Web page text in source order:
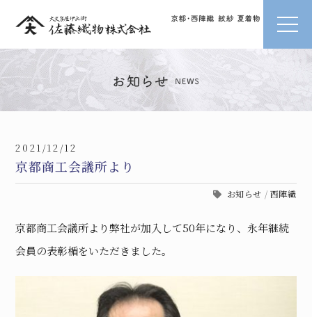
2021/12/12
京都商工会議所より
お知らせ / 西陣織
京都商工会議所より弊社が加入して50年になり、永年継続
会員の表彰楯をいただきました。